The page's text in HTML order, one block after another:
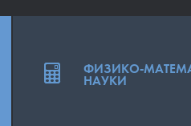
ФИЗИКО-
НАУКИ